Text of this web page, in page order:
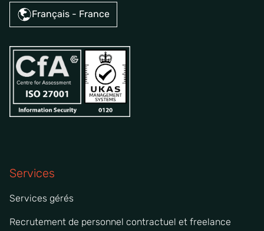
Français - France
Services
Services gérés
Recrutement de personnel contractuel et freelance